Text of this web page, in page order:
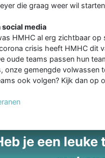
die graag weer wil
social media
HMHC al erg zichtbaar
crisis heeft HMHC dit
oude teams passen hun
onze gemengde
ook volgen? Kijk dan op
je een